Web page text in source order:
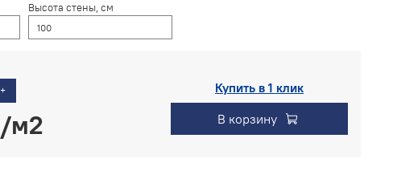
Высота стены, см
+
Купить в 1 клик
В корзину